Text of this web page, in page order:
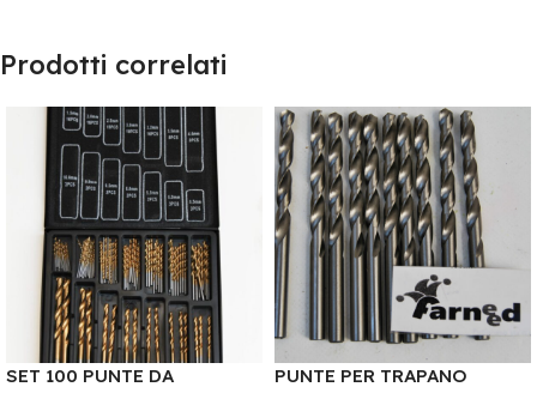
Prodotti correlati
SET 100 PUNTE DA
PUNTE PER TRAPANO